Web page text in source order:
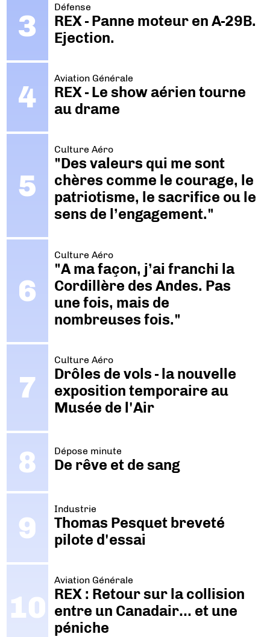
Défense
REX - Panne moteur en A-29B.
Ejection.
Aviation Générale
REX - Le show aérien tourne
au drame
Culture Aéro
"Des valeurs qui me sont
chères comme le courage, le
patriotisme, le sacrifice ou le
sens de l’engagement."
Culture Aéro
"A ma façon, j’ai franchi la
Cordillère des Andes. Pas
une fois, mais de
nombreuses fois."
Culture Aéro
Drôles de vols - la nouvelle
exposition temporaire au
Musée de l'Air
Dépose minute
De rêve et de sang
Industrie
Thomas Pesquet breveté
pilote d'essai
Aviation Générale
REX : Retour sur la collision
entre un Canadair… et une
péniche